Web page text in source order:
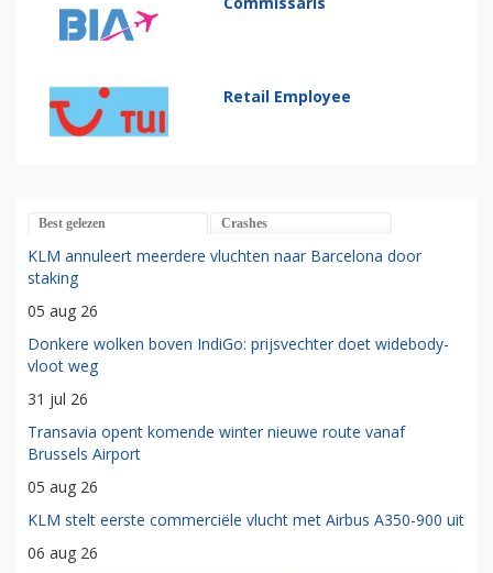
Retail Employee
Best gelezen Crashes
KLM annuleert meerdere vluchten naar Barcelona door
staking
05 aug 26
Donkere wolken boven IndiGo: prijsvechter doet widebody-
vloot weg
31 jul 26
Transavia opent komende winter nieuwe route vanaf
Brussels Airport
05 aug 26
KLM stelt eerste commerciële vlucht met Airbus A350-900 uit
06 aug 26